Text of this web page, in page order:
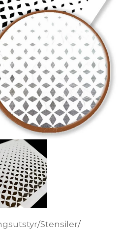
/Stensiler/